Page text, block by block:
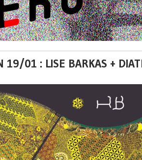
19/01 : LISE BARKAS +